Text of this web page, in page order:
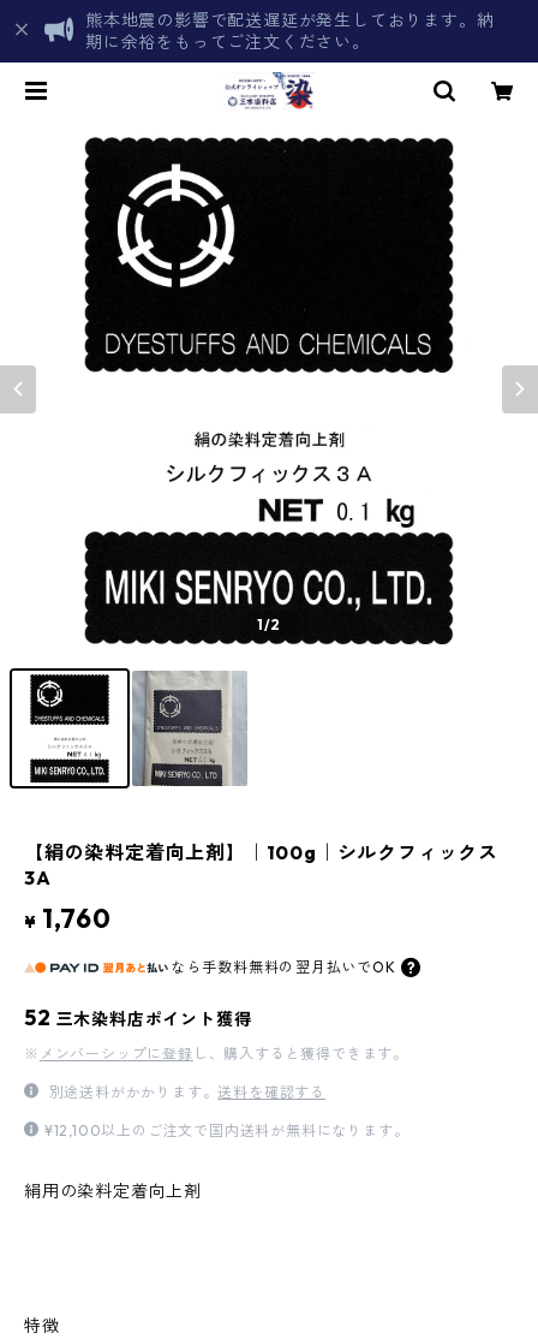
熊本地震の影響で配送遅延が発生しております。納
期に余裕をもってご注文ください。
1/2
【絹の染料定着向上剤】｜100g｜シルクフィックス
3A
¥ 1,760
なら 手数料無料の 翌月払いでOK
52 三木染料店ポイント獲得
※ メンバーシップに登録 し、購入すると獲得できます。
別途送料がかかります。送料を確認する
¥12,100以上のご注文で国内送料が無料になります。
絹用の染料定着向上剤
特徴